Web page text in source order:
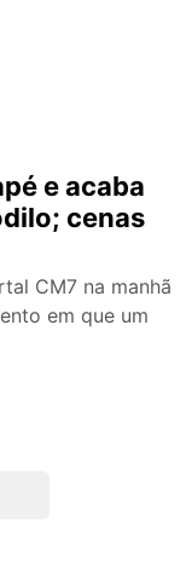
e acaba
cenas
CM7 na manhã
em que um